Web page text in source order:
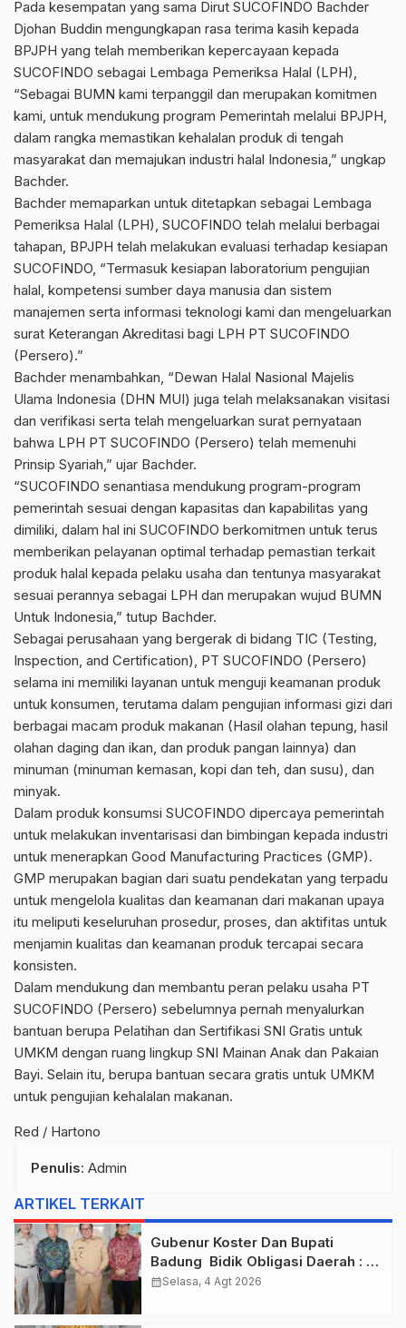
Pada kesempatan yang sama Dirut SUCOFINDO Bachder
Djohan Buddin mengungkapan rasa terima kasih kepada
BPJPH yang telah memberikan kepercayaan kepada
SUCOFINDO sebagai Lembaga Pemeriksa Halal (LPH),
“Sebagai BUMN kami terpanggil dan merupakan komitmen
kami, untuk mendukung program Pemerintah melalui BPJPH,
dalam rangka memastikan kehalalan produk di tengah
masyarakat dan memajukan industri halal Indonesia,” ungkap
Bachder.
Bachder memaparkan untuk ditetapkan sebagai Lembaga
Pemeriksa Halal (LPH), SUCOFINDO telah melalui berbagai
tahapan, BPJPH telah melakukan evaluasi terhadap kesiapan
SUCOFINDO, “Termasuk kesiapan laboratorium pengujian
halal, kompetensi sumber daya manusia dan sistem
manajemen serta informasi teknologi kami dan mengeluarkan
surat Keterangan Akreditasi bagi LPH PT SUCOFINDO
(Persero).”
Bachder menambahkan, “Dewan Halal Nasional Majelis
Ulama Indonesia (DHN MUI) juga telah melaksanakan visitasi
dan verifikasi serta telah mengeluarkan surat pernyataan
bahwa LPH PT SUCOFINDO (Persero) telah memenuhi
Prinsip Syariah,” ujar Bachder.
“SUCOFINDO senantiasa mendukung program-program
pemerintah sesuai dengan kapasitas dan kapabilitas yang
dimiliki, dalam hal ini SUCOFINDO berkomitmen untuk terus
memberikan pelayanan optimal terhadap pemastian terkait
produk halal kepada pelaku usaha dan tentunya masyarakat
sesuai perannya sebagai LPH dan merupakan wujud BUMN
Untuk Indonesia,” tutup Bachder.
Sebagai perusahaan yang bergerak di bidang TIC (Testing,
Inspection, and Certification), PT SUCOFINDO (Persero)
selama ini memiliki layanan untuk menguji keamanan produk
untuk konsumen, terutama dalam pengujian informasi gizi dari
berbagai macam produk makanan (Hasil olahan tepung, hasil
olahan daging dan ikan, dan produk pangan lainnya) dan
minuman (minuman kemasan, kopi dan teh, dan susu), dan
minyak.
Dalam produk konsumsi SUCOFINDO dipercaya pemerintah
untuk melakukan inventarisasi dan bimbingan kepada industri
untuk menerapkan Good Manufacturing Practices (GMP).
GMP merupakan bagian dari suatu pendekatan yang terpadu
untuk mengelola kualitas dan keamanan dari makanan upaya
itu meliputi keseluruhan prosedur, proses, dan aktifitas untuk
menjamin kualitas dan keamanan produk tercapai secara
konsisten.
Dalam mendukung dan membantu peran pelaku usaha PT
SUCOFINDO (Persero) sebelumnya pernah menyalurkan
bantuan berupa Pelatihan dan Sertifikasi SNI Gratis untuk
UMKM dengan ruang lingkup SNI Mainan Anak dan Pakaian
Bayi. Selain itu, berupa bantuan secara gratis untuk UMKM
untuk pengujian kehalalan makanan.
Red / Hartono
Penulis: Admin
ARTIKEL TERKAIT
Gubenur Koster Dan Bupati
Badung Bidik Obligasi Daerah :
Gaspol Bangun Infrastruktur
calendar_monthSelasa, 4 Agt 2026